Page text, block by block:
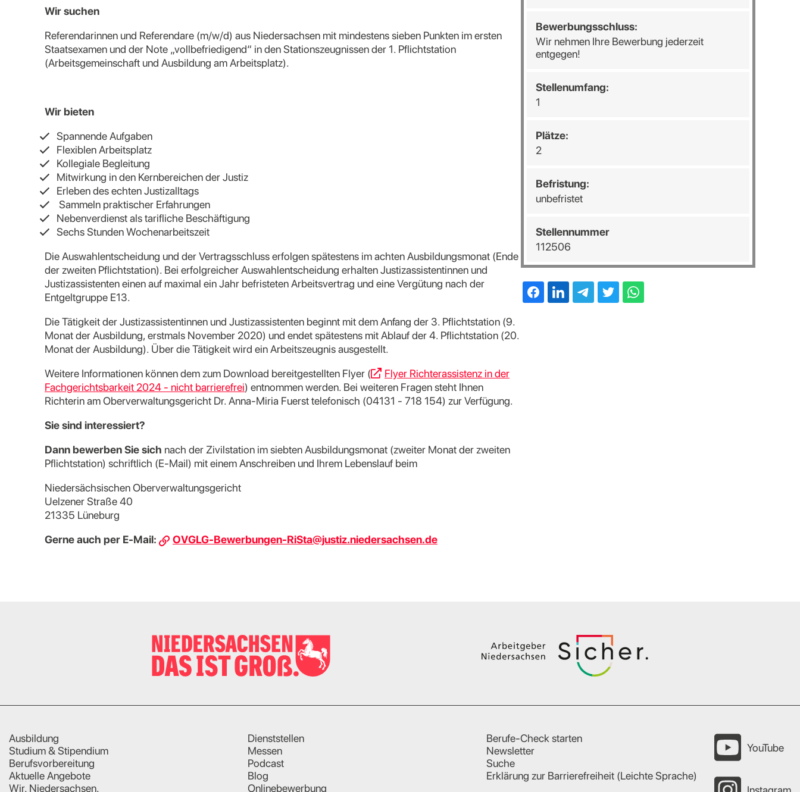
Wir suchen
Referendarinnen und Referendare (m/w/d) aus Niedersachsen mit mindestens sieben Punkten im ersten
Staatsexamen und der Note „vollbefriedigend“ in den Stationszeugnissen der 1. Pflichtstation
(Arbeitsgemeinschaft und Ausbildung am Arbeitsplatz).
Wir bieten
Spannende Aufgaben
Flexiblen Arbeitsplatz
Kollegiale Begleitung
Mitwirkung in den Kernbereichen der Justiz
Erleben des echten Justizalltags
Sammeln praktischer Erfahrungen
Nebenverdienst als tarifliche Beschäftigung
Sechs Stunden Wochenarbeitszeit
Die Auswahlentscheidung und der Vertragsschluss erfolgen spätestens im achten Ausbildungsmonat (Ende
der zweiten Pflichtstation). Bei erfolgreicher Auswahlentscheidung erhalten Justizassistentinnen und
Justizassistenten einen auf maximal ein Jahr befristeten Arbeitsvertrag und eine Vergütung nach der
Entgeltgruppe E13.
Die Tätigkeit der Justizassistentinnen und Justizassistenten beginnt mit dem Anfang der 3. Pflichtstation (9.
Monat der Ausbildung, erstmals November 2020) und endet spätestens mit Ablauf der 4. Pflichtstation (20.
Monat der Ausbildung). Über die Tätigkeit wird ein Arbeitszeugnis ausgestellt.
Weitere Informationen können dem zum Download bereitgestellten Flyer (
Flyer Richterassistenz in der
Fachgerichtsbarkeit 2024 - nicht barrierefrei) entnommen werden. Bei weiteren Fragen steht Ihnen
Richterin am Oberverwaltungsgericht Dr. Anna-Miria Fuerst telefonisch (04131 - 718 154) zur Verfügung.
Sie sind interessiert?
Dann bewerben Sie sich nach der Zivilstation im siebten Ausbildungsmonat (zweiter Monat der zweiten
Pflichtstation) schriftlich (E-Mail) mit einem Anschreiben und Ihrem Lebenslauf beim
Niedersächsischen Oberverwaltungsgericht
Uelzener Straße 40
21335 Lüneburg
Gerne auch per E-Mail:
OVGLG-Bewerbungen-RiSta@justiz.niedersachsen.de
Bewerbungsschluss:
Wir nehmen Ihre Bewerbung jederzeit
entgegen!
Stellenumfang:
1
Plätze:
2
Befristung:
unbefristet
Stellennummer
112506
Ausbildung
Studium & Stipendium
Berufsvorbereitung
Aktuelle Angebote
Wir. Niedersachsen.
Dienststellen
Messen
Podcast
Blog
Onlinebewerbung
Berufe-Check starten
Newsletter
Suche
Erklärung zur Barrierefreiheit (Leichte Sprache)
YouTube